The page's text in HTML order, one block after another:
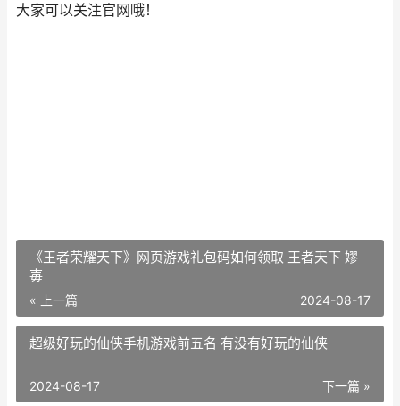
大家可以关注官网哦！
《王者荣耀天下》网页游戏礼包码如何领取 王者天下 嫪
毐
« 上一篇 2024-08-17
超级好玩的仙侠手机游戏前五名 有没有好玩的仙侠
下一篇 »
2024-08-17